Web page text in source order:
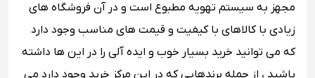
مجهز به سیستم تهویه مطبوع است و در آن فروشگاه های
زیادی با کالاهای با کیفیت و قیمت های مناسب وجود دارد
که می توانید خرید بسیار خوب و ایده آلی را در این ها داشته
باشید ، از جمله برندهایی که در این مرکز خرید وجود دارد می